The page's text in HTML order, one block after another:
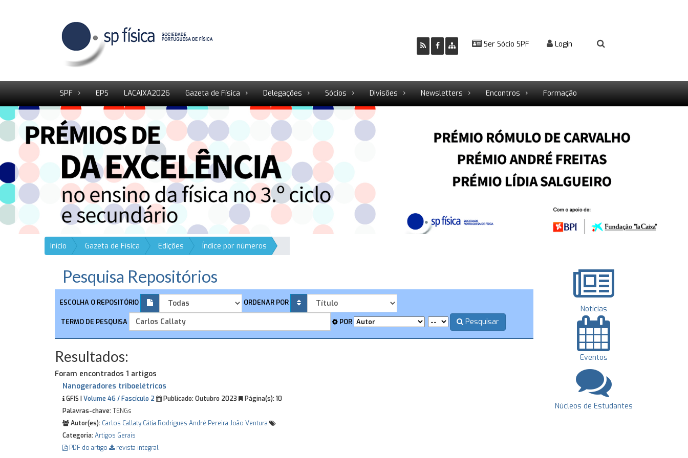
Ser Sócio SPF Login
SPF EPS LACAIXA2026 Gazeta de Física Delegações Sócios Divisões Newsletters Encontros Formação
Início Gazeta de Física Edições Índice por números
Pesquisa Repositórios
ESCOLHA O REPOSITÓRIO ORDENAR POR
TERMO DE PESQUISA POR Pesquisar
Resultados:
Foram encontrados 1 artigos
Nanogeradores triboelétricos
GFIS | Volume 46 / Fascículo 2 Publicado:Outubro 2023 Página(s):10
Palavras-chave:TENGs
Autor(es): Carlos Callaty Cátia Rodrigues André Pereira João Ventura
Categoria:Artigos Gerais
PDF do artigo
revista integral
Notícias
Eventos
Núcleos de Estudantes